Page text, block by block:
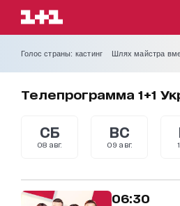
Голос страны: кастинг Шлях майстра
Телепрограмма 1+1
СБ
08 авг.
ВС
09 авг.
06:30